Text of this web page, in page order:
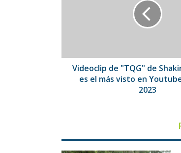
es
Videoclip de "TQG" de
es el más visto en
2023